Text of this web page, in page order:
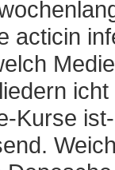
acticin
Kurse